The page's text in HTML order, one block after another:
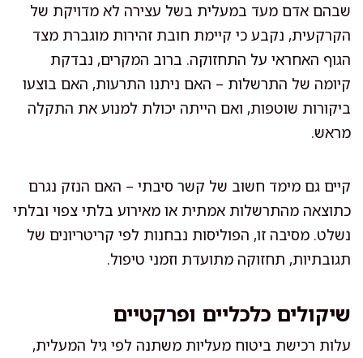
שבהם אדם מעד במעלית בשל עצירה לא מדויקת של
הקרקעית, נקבע כי קיימת חובת זהירות מוגברת מצד
הגוף האחראי על התחזוקה. ברוב המקרים, נבדקת
קיומה של התרשלות – האם ניתנו התרעות, האם בוצעו
ביקורות שוטפות, ואם הייתה יכולת למנוע את התקלה
מראש.
קיים גם מימד חשוב של קשר סיבתי – האם הנזק נגרם
כתוצאה מהתרשלות אמתית או מאירוע בלתי צפוי ובלתי
נשלט. מסיבה זו, הפוליסות נבחנות לפי קריטריונים של
תגובתיות, תחזוקה מתועדת וזמני טיפול.
שיקולים כלכליים ופרקטיים
עלות רכישת ביטוח מעליות משתנה לפי גיל המעלית,